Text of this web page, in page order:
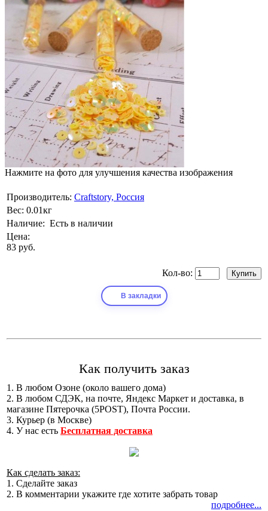
Нажмите на фото для улучшения качества изображения
Производитель: Craftstory, Россия
Вес: 0.01кг
Наличие: Есть в наличии
Цена:
83 руб.
Кол-во:
В закладки
Как получить заказ
1. В любом Озоне (около вашего дома)
2. В любом СДЭК, на почте, Яндекс Маркет и доставка, в
магазине Пятерочка (5POST), Почта России.
3. Курьер (в Москве)
4. У нас есть Бесплатная доставка
Как сделать заказ:
1. Сделайте заказ
2. В комментарии укажите где хотите забрать товар
подробнее...